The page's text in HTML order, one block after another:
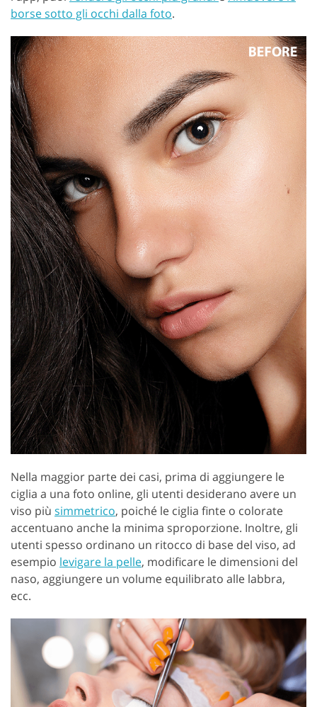
borse sotto gli occhi dalla foto.
Nella maggior parte dei casi, prima di aggiungere le
ciglia a una foto online, gli utenti desiderano avere un
viso più simmetrico, poiché le ciglia finte o colorate
accentuano anche la minima sproporzione. Inoltre, gli
utenti spesso ordinano un ritocco di base del viso, ad
esempio levigare la pelle, modificare le dimensioni del
naso, aggiungere un volume equilibrato alle labbra,
ecc.